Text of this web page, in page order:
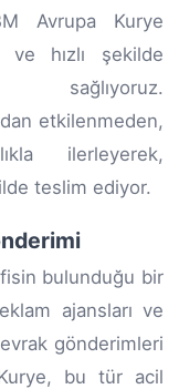
Avrupa Kurye
hızlı şekilde
sağlıyoruz.
etkilenmeden,
ilerleyerek,
teslim ediyor.
bulunduğu bir
ajansları ve
evrak gönderimleri
bu tür acil